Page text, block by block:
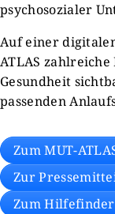
psychosozialer
Auf einer
ATLAS
Gesundheit
passenden
Zum MUT-
Zur
Zum Hilfefinder